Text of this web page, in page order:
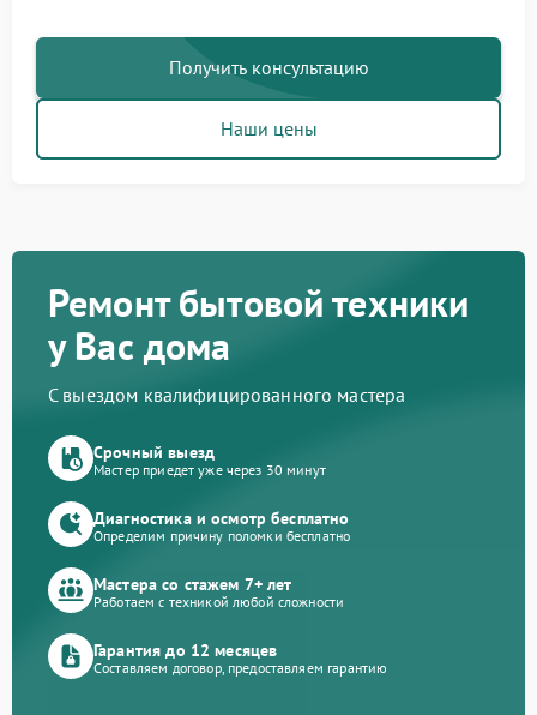
Получить консультацию
Наши цены
Ремонт бытовой техники
у Вас дома
С выездом квалифицированного мастера
Срочный выезд
Мастер приедет уже через 30 минут
Диагностика и осмотр бесплатно
Определим причину поломки бесплатно
Мастера со стажем 7+ лет
Работаем с техникой любой сложности
Гарантия до 12 месяцев
Составляем договор, предоставляем гарантию